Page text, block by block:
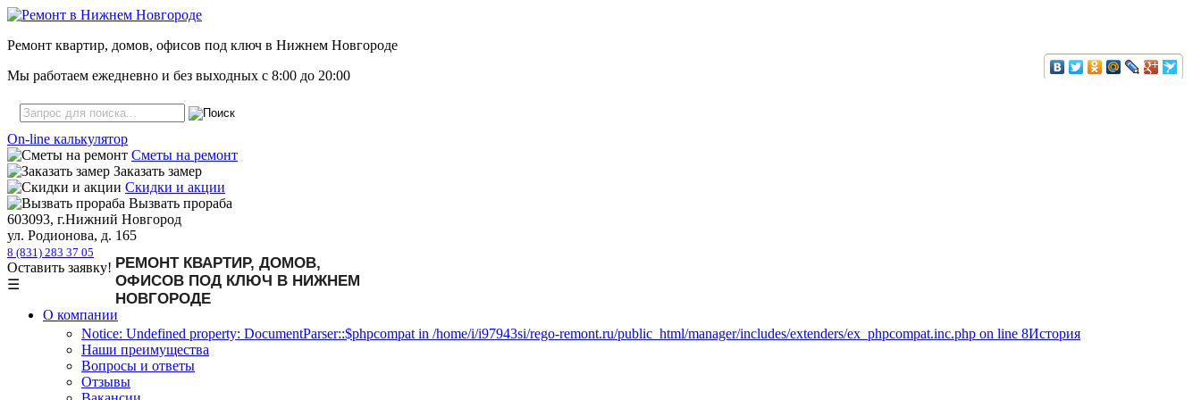
Ремонт квартир, домов, офисов под ключ в Нижнем Новгороде
Мы работаем ежедневно и без выходных с 8:00 до 20:00
On-line калькулятор
Сметы на ремонт
Заказать замер
Скидки и акции
Вызвать прораба
603093, г.Нижний Новгород
ул. Родионова, д. 165
8 (831) 283 37 05
Оставить заявку!
☰
О компании
Notice: Undefined property: DocumentParser::$phpcompat in /home/i/i97943si/rego-remont.ru/public_html/manager/includes/extenders/ex_phpcompat.inc.php on line 8История
Наши преимущества
Вопросы и ответы
Отзывы
РЕМОНТ КВАРТИР, ДОМОВ,
ОФИСОВ ПОД КЛЮЧ В НИЖНЕМ
НОВГОРОДЕ